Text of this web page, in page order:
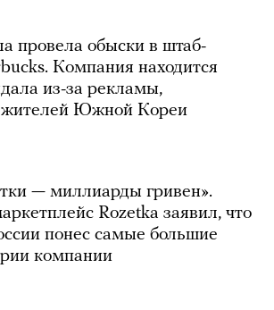
провела обыски в штаб-
Компания находится
из-за рекламы,
жителей Южной Кореи
— миллиарды гривен».
Rozetka заявил, что
понес самые большие
компании